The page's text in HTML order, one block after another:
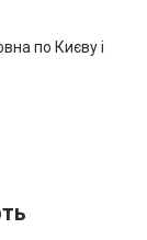
по Києву і